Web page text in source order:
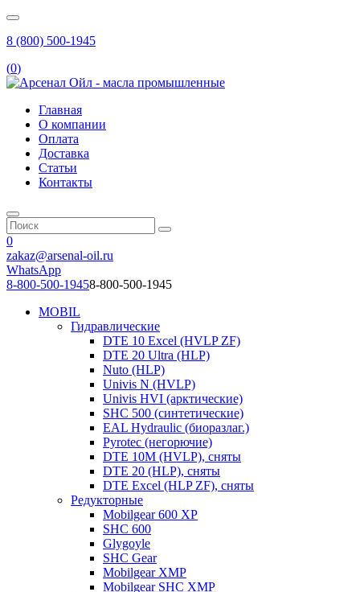
8 (800) 500-1945
(0)
Главная
О компании
Оплата
Доставка
Статьи
Контакты
0
zakaz@arsenal-oil.ru
WhatsApp
8-800-500-19458-800-500-1945
MOBIL
Гидравлические
DTE 10 Excel (HVLP ZF)
DTE 20 Ultra (HLP)
Nuto (HLP)
Univis N (HVLP)
Univis HVI (арктические)
SHC 500 (синтетические)
EAL Hydraulic (биоразлаг.)
Pyrotec (негорючие)
DTE 10M (HVLP), сняты
DTE 20 (HLP), сняты
DTE Excel (HLP ZF), сняты
Редукторные
Mobilgear 600 XP
SHC 600
Glygoyle
SHC Gear
Mobilgear XMP
Mobilgear SHC XMP